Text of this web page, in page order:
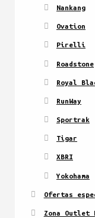
Nankang
Ovation
Pirelli
Roadstone
Royal
RunWay
Sportrak
Tigar
XBRI
Yokohama
Ofertas
Zona Outlet